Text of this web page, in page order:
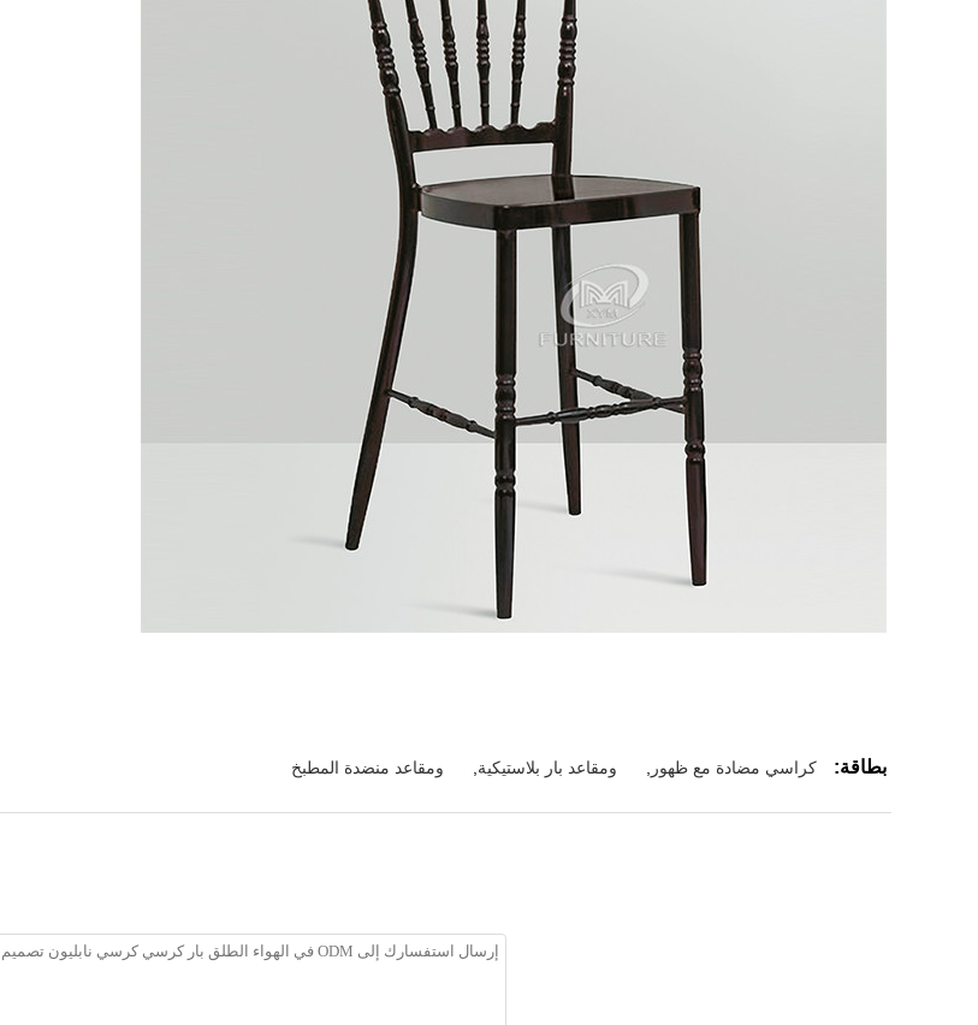
بطاقة: كراسي مضادة مع ظهور ومقاعد بار بلاستيكية ومقاعد منضدة المطبخ